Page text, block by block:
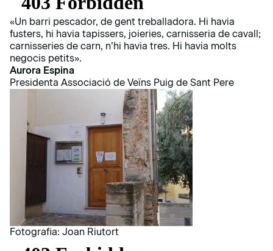
«Un barri pescador, de gent treballadora. Hi havia
fusters, hi havia tapissers, joieries, carnisseria de cavall;
carnisseries de carn, n’hi havia tres. Hi havia molts
negocis petits».
Aurora Espina
Presidenta Associació de Veïns Puig de Sant Pere
Fotografia: Joan Riutort